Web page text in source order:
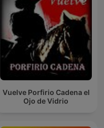
Vuelve Porfirio Cadena el
Ojo de Vidrio